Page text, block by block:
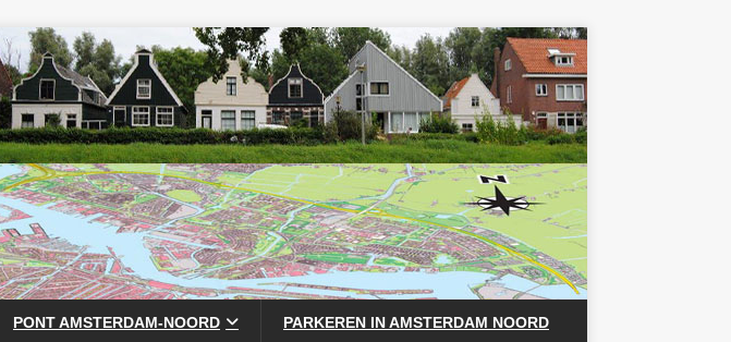
PONT AMSTERDAM-NOORD PARKEREN IN AMSTERDAM NOORD